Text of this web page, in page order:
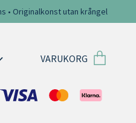
• Originalkonst utan krångel
VARUKORG